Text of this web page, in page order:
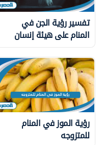
تفسير رؤية الجن في
المنام على هيئة إنسان
رؤية الموز في المنام
للمتزوجه